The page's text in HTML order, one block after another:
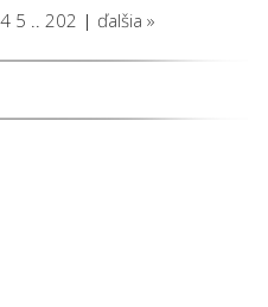
4 5 .. 202 | ďalšia »